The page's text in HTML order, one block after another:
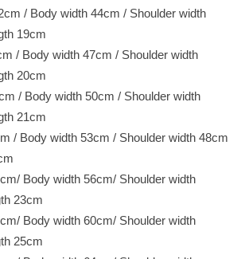
/ Body width 44cm / Shoulder width
19cm
/ Body width 47cm / Shoulder width
20cm
/ Body width 50cm / Shoulder width
21cm
/ Body width 53cm / Shoulder width 48cm
Body width 56cm/ Shoulder width
23cm
Body width 60cm/ Shoulder width
25cm